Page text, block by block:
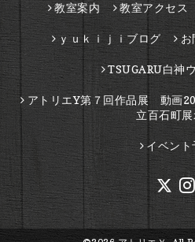
教室案内 教室アクセス
ｙｕｋｉｊｉブログ お
TSUGARU白神
アトリエY第７回作品展 動画
立百石町
イベント